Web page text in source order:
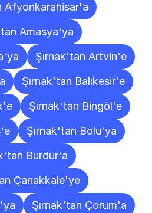
Afyonkarahisar'a
Amasya'ya
Şırnak'tan Artvin'e
Şırnak'tan Balıkesir'e
Şırnak'tan Bingöl'e
Şırnak'tan Bolu'ya
Burdur'a
Çanakkale'ye
Şırnak'tan Çorum'a